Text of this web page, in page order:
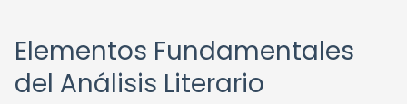
Elementos Fundamentales
del Análisis Literario